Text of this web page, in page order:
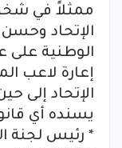
ممثلاً في
الإتحاد
الوطنية على
إعارة لاعب
الإتحاد إلى
يسنده أي
* رئيس لجنة